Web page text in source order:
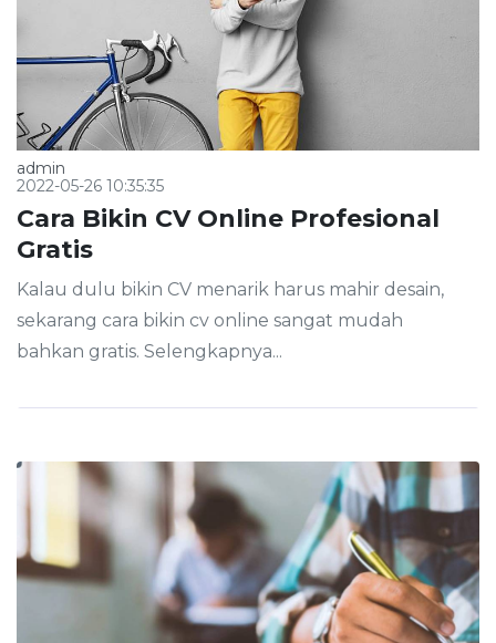
admin
2022-05-26 10:35:35
Cara Bikin CV Online Profesional
Gratis
Kalau dulu bikin CV menarik harus mahir desain,
sekarang cara bikin cv online sangat mudah
bahkan gratis. Selengkapnya...